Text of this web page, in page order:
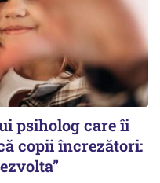
psiholog care îi
copii încrezători: